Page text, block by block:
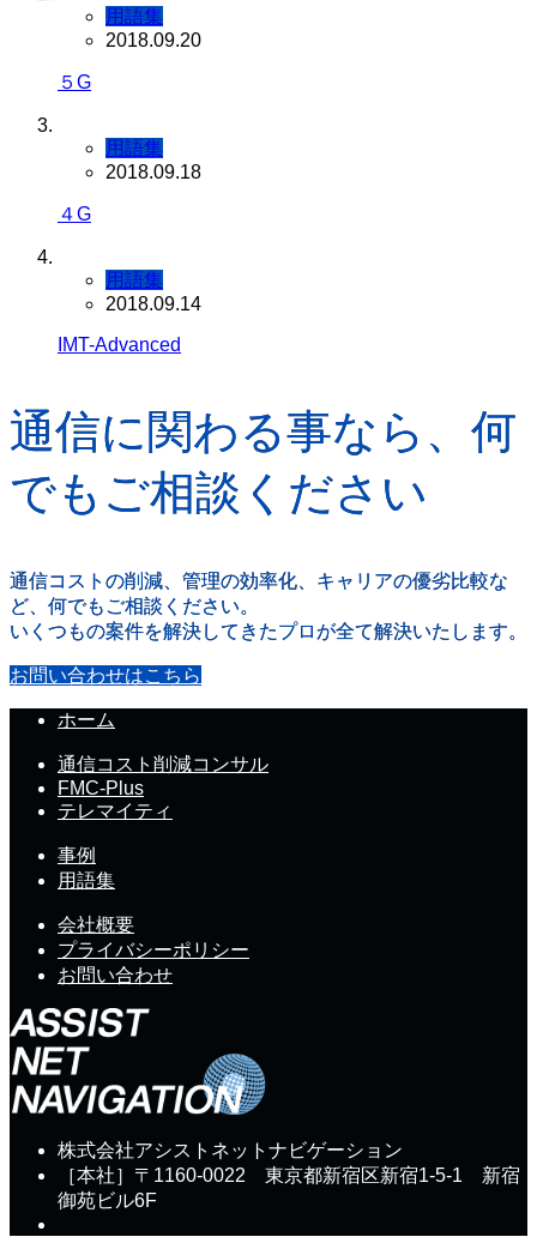
用語集
2018.09.20
５G
用語集
2018.09.18
４G
用語集
2018.09.14
IMT-Advanced
通信に関わる事なら、何
でもご相談ください
通信コストの削減、管理の効率化、キャリアの優劣比較な
ど、何でもご相談ください。
いくつもの案件を解決してきたプロが全て解決いたします。
お問い合わせはこちら
ホーム
通信コスト削減コンサル
FMC-Plus
テレマイティ
事例
用語集
会社概要
プライバシーポリシー
お問い合わせ
株式会社アシストネットナビゲーション
［本社］〒1160-0022 東京都新宿区新宿1-5-1 新宿
御苑ビル6F